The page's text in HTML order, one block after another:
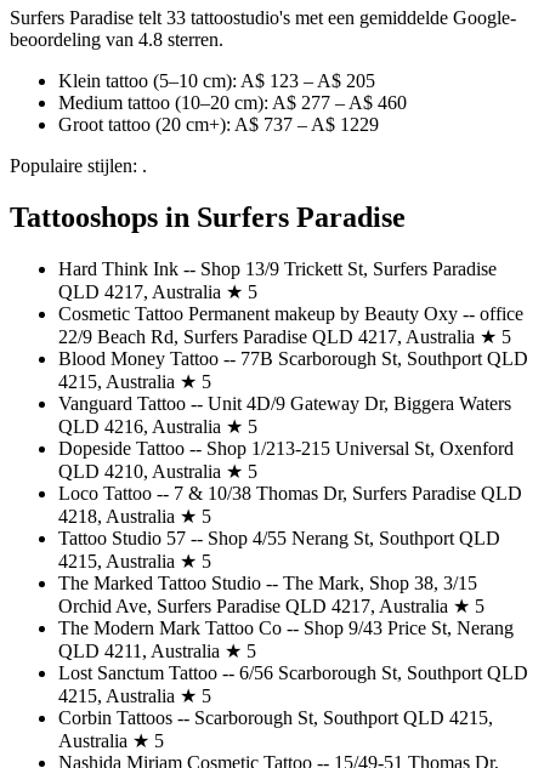
Surfers Paradise telt 33 tattoostudio's met een gemiddelde Google-
beoordeling van 4.8 sterren.
Klein tattoo (5–10 cm): A$ 123 – A$ 205
Medium tattoo (10–20 cm): A$ 277 – A$ 460
Groot tattoo (20 cm+): A$ 737 – A$ 1229
Populaire stijlen: .
Tattooshops in Surfers Paradise
Hard Think Ink -- Shop 13/9 Trickett St, Surfers Paradise
QLD 4217, Australia ★ 5
Cosmetic Tattoo Permanent makeup by Beauty Oxy -- office
22/9 Beach Rd, Surfers Paradise QLD 4217, Australia ★ 5
Blood Money Tattoo -- 77B Scarborough St, Southport QLD
4215, Australia ★ 5
Vanguard Tattoo -- Unit 4D/9 Gateway Dr, Biggera Waters
QLD 4216, Australia ★ 5
Dopeside Tattoo -- Shop 1/213-215 Universal St, Oxenford
QLD 4210, Australia ★ 5
Loco Tattoo -- 7 & 10/38 Thomas Dr, Surfers Paradise QLD
4218, Australia ★ 5
Tattoo Studio 57 -- Shop 4/55 Nerang St, Southport QLD
4215, Australia ★ 5
The Marked Tattoo Studio -- The Mark, Shop 38, 3/15
Orchid Ave, Surfers Paradise QLD 4217, Australia ★ 5
The Modern Mark Tattoo Co -- Shop 9/43 Price St, Nerang
QLD 4211, Australia ★ 5
Lost Sanctum Tattoo -- 6/56 Scarborough St, Southport QLD
4215, Australia ★ 5
Corbin Tattoos -- Scarborough St, Southport QLD 4215,
Australia ★ 5
Nashida Miriam Cosmetic Tattoo -- 15/49-51 Thomas Dr,